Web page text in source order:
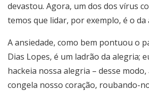
devastou. Agora, um dos dos vírus
temos que lidar, por exemplo, é o da
A ansiedade, como bem pontuou o
Dias Lopes, é um ladrão da alegria;
hackeia nossa alegria – desse modo,
congela nosso coração, roubando-